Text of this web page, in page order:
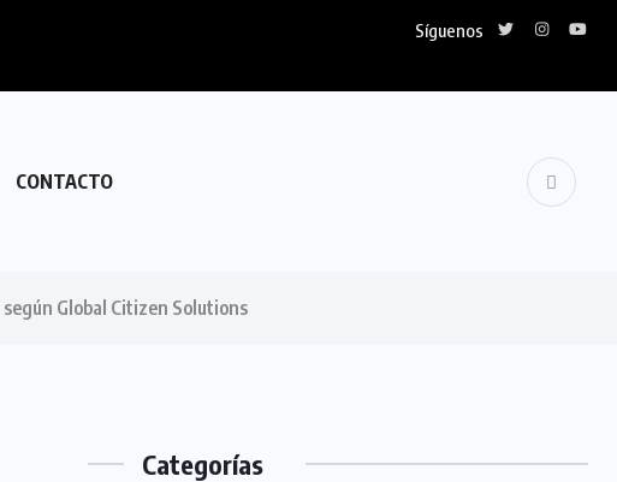
Síguenos
CONTACTO
Global Citizen Solutions
Categorías